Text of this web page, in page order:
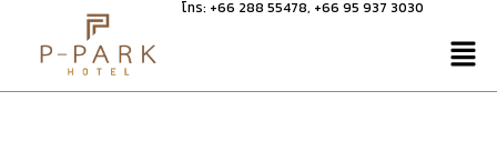
โทร: +66 288 55478, +66 95 937 3030